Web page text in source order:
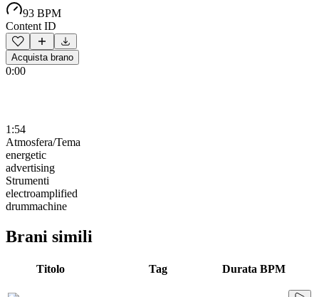
93 BPM
Content ID
Acquista brano
0:00
1:54
Atmosfera/Tema
energetic
advertising
Strumenti
electroamplified
drummachine
Brani simili
Titolo Tag Durata BPM